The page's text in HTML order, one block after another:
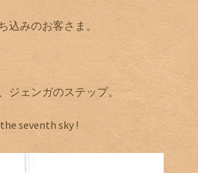
込みのお客さま。
ジェンガのステップ。
seventh sky !